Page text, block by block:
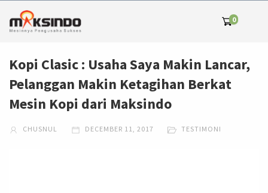
0
Kopi Clasic : Usaha Saya Makin Lancar,
Pelanggan Makin Ketagihan Berkat
Mesin Kopi dari Maksindo
CHUSNUL DECEMBER 11, 2017 TESTIMONI